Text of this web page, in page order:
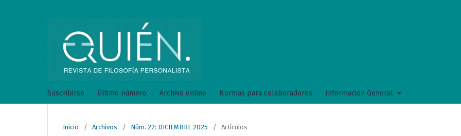
Suscribirse Último número Archivo online Normas para colaboradores Información General
Inicio / Archivos / Núm. 22: DICIEMBRE 2025 / Artículos